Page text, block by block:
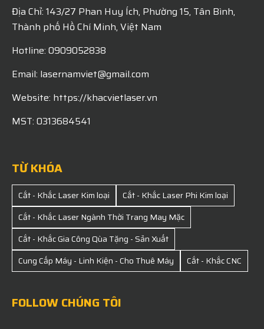
Địa Chỉ: 143/27 Phan Huy Ích, Phường 15, Tân Bình,
Thành phố Hồ Chí Minh, Việt Nam
Hotline: 0909052838
Email: lasernamviet@gmail.com
Website: https://khacvietlaser.vn
MST: 0313684541
TỪ KHÓA
Cắt - Khắc Laser Kim loại
Cắt - Khắc Laser Phi Kim loại
Cắt - Khắc Laser Ngành Thời Trang May Mặc
Cắt - Khắc Gia Công Qùa Tặng - Sản Xuất
Cung Cấp Máy - Linh Kiện - Cho Thuê Máy
Cắt - Khắc CNC
FOLLOW CHÚNG TÔI